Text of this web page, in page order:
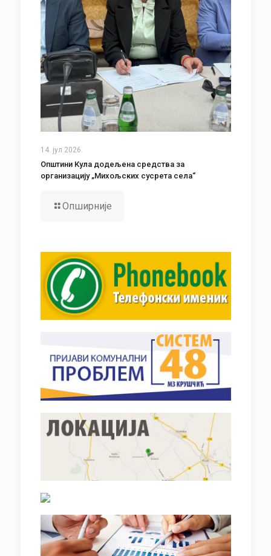
14. јул 2026.
Општини Кула додељена средства за
организацију „Михољских сусрета села“
Опширније